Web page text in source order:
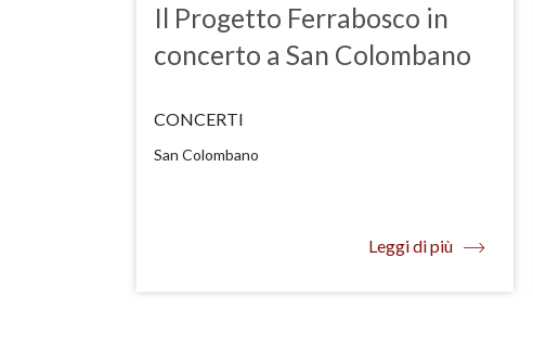
Il Progetto Ferrabosco in
concerto a San Colombano
CONCERTI
San Colombano
Leggi di più